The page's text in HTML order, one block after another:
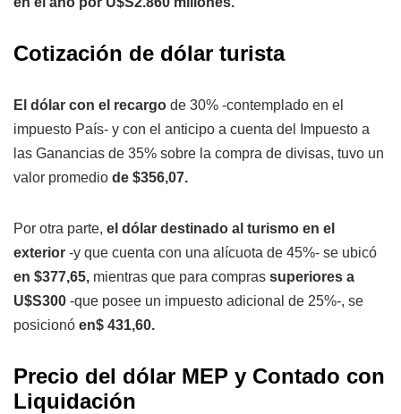
Cotización de dólar turista
El dólar con el recargo de 30% -contemplado en el
impuesto País- y con el anticipo a cuenta del Impuesto a
las Ganancias de 35% sobre la compra de divisas, tuvo un
valor promedio de $356,07.
Por otra parte, el dólar destinado al turismo en el
exterior -y que cuenta con una alícuota de 45%- se ubicó
en $377,65, mientras que para compras superiores a
U$S300 -que posee un impuesto adicional de 25%-, se
posicionó en$ 431,60.
Precio del dólar MEP y Contado con
Liquidación